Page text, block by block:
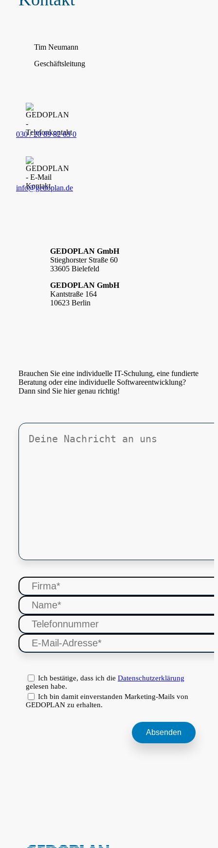
Tim Neumann
Geschäftsleitung
030 / 20 89 82 63 0
info@gedoplan.de
GEDOPLAN GmbH
Stieghorster Straße 60
33605 Bielefeld
GEDOPLAN GmbH
Kantstraße 164
10623 Berlin
Brauchen Sie eine individuelle IT-Schulung, eine fundierte
Beratung oder eine individuelle Softwareentwicklung?
Dann sind Sie hier genau richtig!
Ich bestätige, dass ich die Datenschutzerklärung
gelesen habe.
Ich bin damit einverstanden Marketing-Mails von
GEDOPLAN zu erhalten.